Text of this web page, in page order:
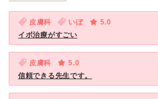
皮膚科 いぼ
5.0
イボ治療がすごい
皮膚科
5.0
信頼できる先生です。